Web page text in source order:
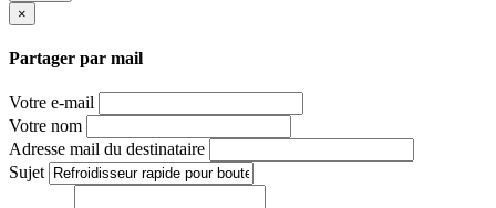
×
Partager par mail
Votre e-mail
Votre nom
Adresse mail du destinataire
Sujet